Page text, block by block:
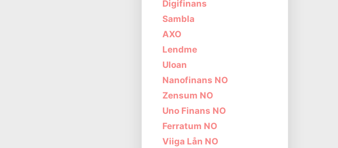
Digifinans
Sambla
AXO
Lendme
Uloan
Nanofinans NO
Zensum NO
Uno Finans NO
Ferratum NO
Viiga Lån NO